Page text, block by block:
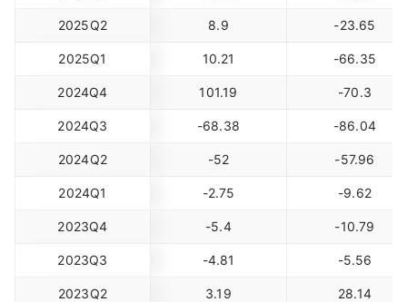
2025Q2 8.9 -23.65
2025Q1 10.21 -66.35
2024Q4 101.19 -70.3
2024Q3 -68.38 -86.04
2024Q2 -52 -57.96
2024Q1 -2.75 -9.62
2023Q4 -5.4 -10.79
2023Q3 -4.81 -5.56
2023Q2 3.19 28.14